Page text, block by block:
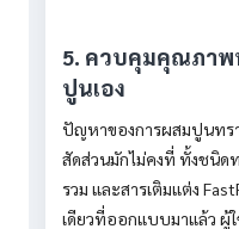
5. ควบคุมคุณภาพ
ปูนเอง
ปัญหาของการผสมปูนทร
สัดส่วนมักไม่คงที่ ทั้งชนิด
รวม และสารเติมแต่ง
เดียวที่ออกแบบมาแล้ว ผู้